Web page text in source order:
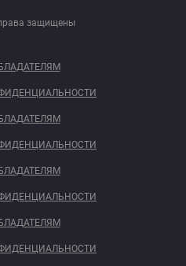
защищены